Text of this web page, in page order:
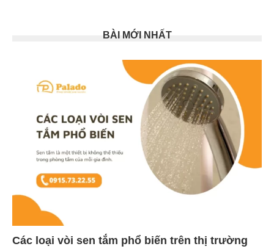
BÀI MỚI NHẤT
Các loại vòi sen tắm phổ biến trên thị trường